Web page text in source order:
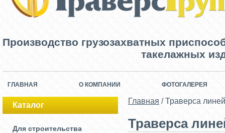
Производство грузозахватных
такелажных
ГЛАВНАЯ О КОМПАНИИ ФОТОГАЛЕРЕЯ
Каталог
Для строительства
Главная /Траверса
Траверса